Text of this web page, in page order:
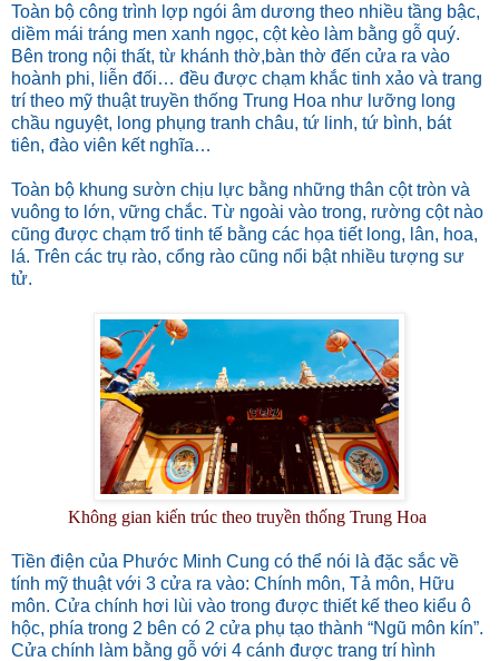
Toàn bộ công trình lợp ngói âm dương theo nhiều tầng bậc,
diềm mái tráng men xanh ngọc, cột kèo làm bằng gỗ quý.
Bên trong nội thất, từ khánh thờ,bàn thờ đến cửa ra vào
hoành phi, liễn đối… đều được chạm khắc tinh xảo và trang
trí theo mỹ thuật truyền thống Trung Hoa như lưỡng long
chầu nguyệt, long phụng tranh châu, tứ linh, tứ bình, bát
tiên, đào viên kết nghĩa…
Toàn bộ khung sườn chịu lực bằng những thân cột tròn và
vuông to lớn, vững chắc. Từ ngoài vào trong, rường cột nào
cũng được chạm trổ tinh tế bằng các họa tiết long, lân, hoa,
lá. Trên các trụ rào, cổng rào cũng nổi bật nhiều tượng sư
tử.
Không gian kiến trúc theo truyền thống Trung Hoa
Tiền điện của Phước Minh Cung có thể nói là đặc sắc về
tính mỹ thuật với 3 cửa ra vào: Chính môn, Tả môn, Hữu
môn. Cửa chính hơi lùi vào trong được thiết kế theo kiểu ô
hộc, phía trong 2 bên có 2 cửa phụ tạo thành “Ngũ môn kín”.
Cửa chính làm bằng gỗ với 4 cánh được trang trí hình